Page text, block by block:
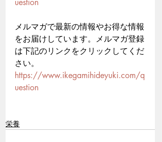
uestion
メルマガで最新の情報やお得な情報
をお届けしています。メルマガ登録
は下記のリンクをクリックしてくだ
さい。
https://www.ikegamihideyuki.com/q
uestion
栄養